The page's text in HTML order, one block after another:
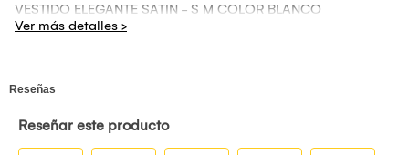
VESTIDO ELEGANTE SATIN - S M COLOR BLANCO